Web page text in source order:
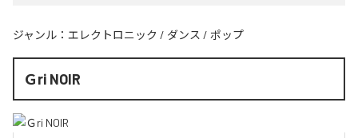
ジャンル： エレクトロニック / ダンス / ポップ
Ｇri NOIR